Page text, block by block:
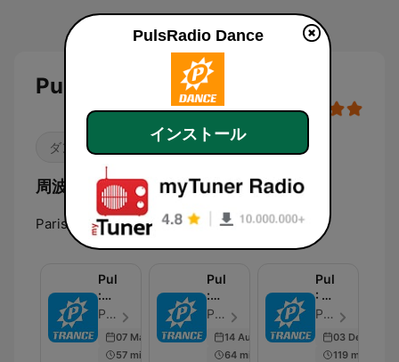
PulsRadio Dance
ダンス / EDM
周波数 PulsRadio Dance:
Paris: Online
PulsRadio
:
Trance
Feeling
PulsRadio - エピソード 136
07 Mar 2018
57 min
PulsRadio
:
Uplifting
Mind
PulsRadio - エピソード 48
14 Aug 2016
64 min
PulsRadio
: A
Dream
Trance
PulsRadio - エピソード 42
03 Dec 2021
119 min
PulsRadio Dance
インストール